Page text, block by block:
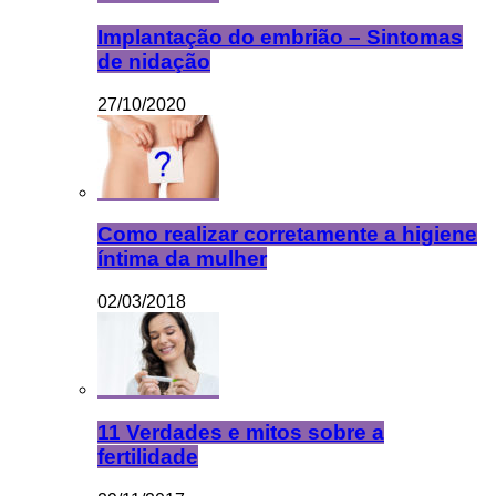
Implantação do embrião – Sintomas
de nidação
27/10/2020
Como realizar corretamente a higiene
íntima da mulher
02/03/2018
11 Verdades e mitos sobre a
fertilidade